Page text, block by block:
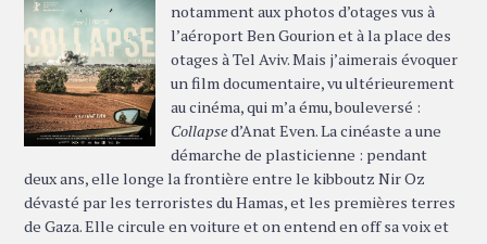
notamment aux photos d’otages vus à
l’aéroport Ben Gourion et à la place des
otages à Tel Aviv. Mais j’aimerais évoquer
un film documentaire, vu ultérieurement
au cinéma, qui m’a ému, bouleversé :
Collapsed’Anat Even. La cinéaste a une
démarche de plasticienne : pendant
deux ans, elle longe la frontière entre le kibboutz Nir Oz
dévasté par les terroristes du Hamas, et les premières terres
de Gaza. Elle circule en voiture et on entend en off sa voix et